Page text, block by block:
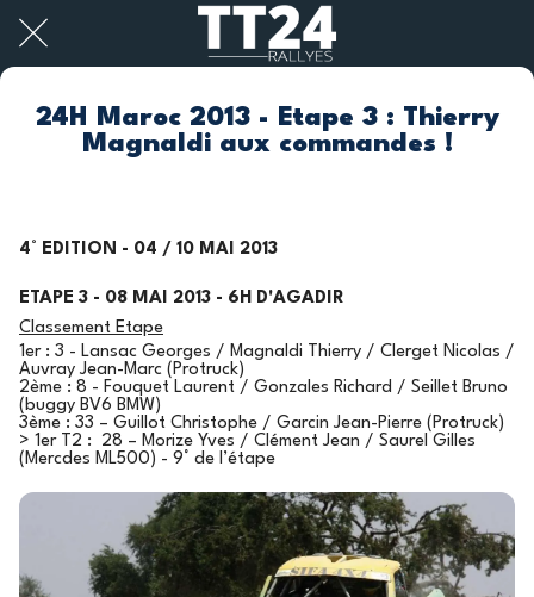
24H Maroc 2013 - Etape 3 : Thierry
Magnaldi aux commandes !
4° EDITION - 04 / 10 MAI 2013
ETAPE 3 - 08 MAI 2013 - 6H D'AGADIR
Classement Etape
1er : 3 - Lansac Georges / Magnaldi Thierry / Clerget Nicolas /
Auvray Jean-Marc (Protruck)
2ème : 8 - Fouquet Laurent / Gonzales Richard / Seillet Bruno
(buggy BV6 BMW)
3ème : 33 – Guillot Christophe / Garcin Jean-Pierre (Protruck)
> 1er T2 : 28 – Morize Yves / Clément Jean / Saurel Gilles
(Mercdes ML500) - 9° de l’étape